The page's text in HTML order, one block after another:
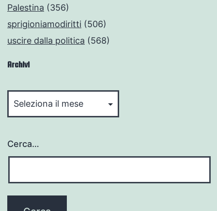
Palestina (356)
sprigioniamodiritti (506)
uscire dalla politica (568)
Archivi
Cerca…